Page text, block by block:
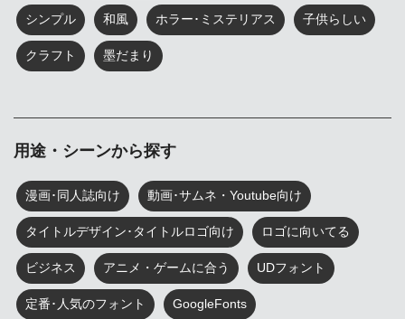
シンプル 和風 ホラー･ミステリアス 子供らしい
クラフト 墨だまり
用途・シーンから探す
漫画･同人誌向け 動画･サムネ・Youtube向け
タイトルデザイン･タイトルロゴ向け ロゴに向いてる
ビジネス アニメ・ゲームに合う UDフォント
定番･人気のフォント GoogleFonts